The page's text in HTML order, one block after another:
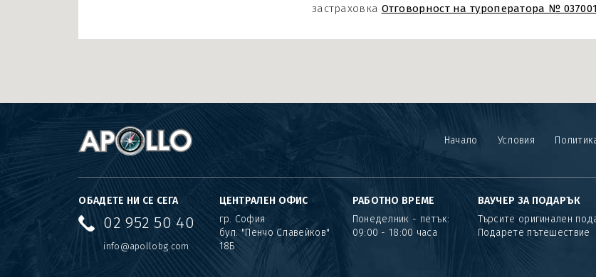
застраховка Отговорност на туроператора №
Начало Условия
ОБАДЕТЕ НИ СЕ СЕГА
02 952 50 40
info@apollobg.com
ЦЕНТРАЛЕН ОФИС
гр. София
бул. "Пенчо Славейков"
18Б
РАБОТНО ВРЕМЕ
Понеделник - петък:
09:00 - 18:00 часа
ВАУЧЕР ЗА ПОДАРЪК
Търсите оригинален
Подарете пътешествие